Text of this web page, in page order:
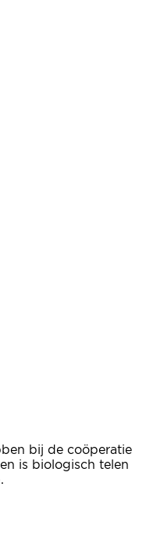
bij de coöperatie
is biologisch telen